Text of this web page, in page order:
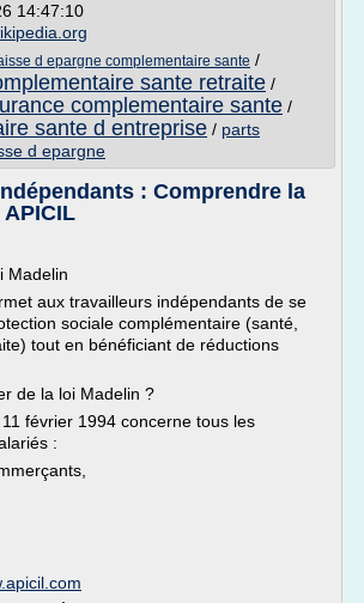
14:47:10
d epargne complementaire sante /
sante retraite /
complementaire sante /
sante d entreprise / parts
d epargne
: Comprendre la
Madelin
aux travailleurs indépendants de se
sociale complémentaire (santé,
tout en bénéficiant de réductions
de la loi Madelin ?
février 1994 concerne tous les
: